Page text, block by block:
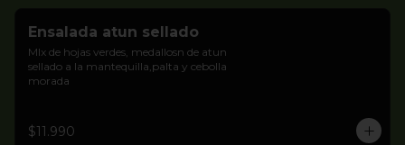
Ensalada atun sellado
MIx de hojas verdes, medallosn de atun
sellado a la mantequilla,palta y cebolla
morada
$11.990